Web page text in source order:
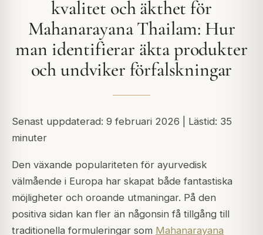
kvalitet och äkthet för
Mahanarayana Thailam: Hur
man identifierar äkta produkter
och undviker förfalskningar
Senast uppdaterad: 9 februari 2026 | Lästid: 35
minuter
Den växande populariteten för ayurvedisk
välmående i Europa har skapat både fantastiska
möjligheter och oroande utmaningar. På den
positiva sidan kan fler än någonsin få tillgång till
traditionella formuleringar som Mahanarayana